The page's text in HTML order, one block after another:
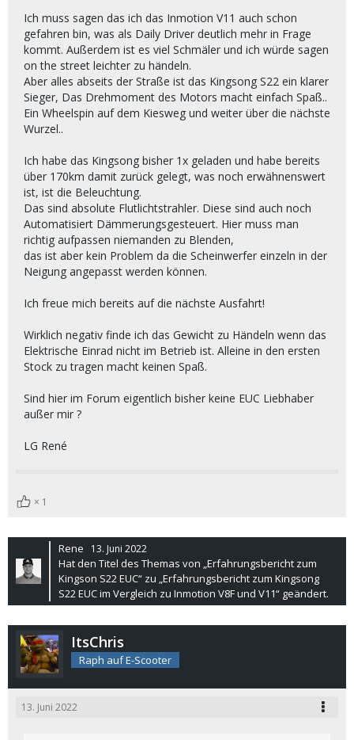
Ich muss sagen das ich das Inmotion V11 auch schon
gefahren bin, was als Daily Driver deutlich mehr in Frage
kommt. Außerdem ist es viel Schmäler und ich würde sagen
on the street leichter zu händeln.
Aber alles abseits der Straße ist das Kingsong S22 ein klarer
Sieger, Das Drehmoment des Motors macht einfach Spaß..
Ein Wheelspin auf dem Kiesweg und weiter über die nächste
Wurzel..
Ich habe das Kingsong bisher 1x geladen und habe bereits
über 170km damit zurück gelegt, was noch erwähnenswert
ist, ist die Beleuchtung.
Das sind absolute Flutlichtstrahler. Diese sind auch noch
Automatisiert Dämmerungsgesteuert. Hier muss man
richtig aufpassen niemanden zu Blenden,
das ist aber kein Problem da die Scheinwerfer einzeln in der
Neigung angepasst werden können.
Ich freue mich bereits auf die nächste Ausfahrt!
Wirklich negativ finde ich das Gewicht zu Händeln wenn das
Elektrische Einrad nicht im Betrieb ist. Alleine in den ersten
Stock zu tragen macht keinen Spaß.
Sind hier im Forum eigentlich bisher keine EUC Liebhaber
außer mir ?
LG René
1
Rene 13. Juni 2022
Hat den Titel des Themas von „Erfahrungsbericht zum
Kingson S22 EUC“ zu „Erfahrungsbericht zum Kingsong
S22 EUC im Vergleich zu Inmotion V8F und V11“ geändert.
ItsChris
Raph auf E-Scooter
13. Juni 2022